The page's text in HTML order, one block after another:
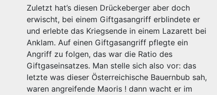
Zuletzt hat’s diesen Drückeberger aber doch
erwischt, bei einem Giftgasangriff erblindete er
und erlebte das Kriegsende in einem Lazarett bei
Anklam. Auf einen Giftgasangriff pflegte ein
Angriff zu folgen, das war die Ratio des
Giftgaseinsatzes. Man stelle sich also vor: das
letzte was dieser Österreichische Bauernbub sah,
waren angreifende Maoris ! dann wacht er im